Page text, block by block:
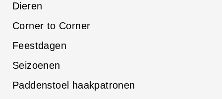
Dieren
Corner to Corner
Feestdagen
Seizoenen
Paddenstoel haakpatronen